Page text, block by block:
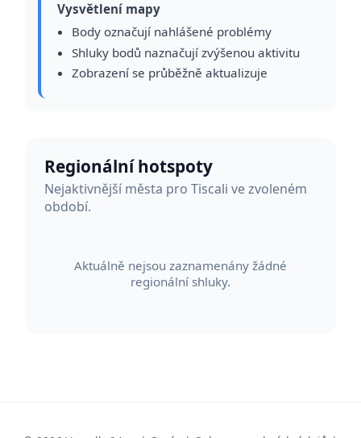
Vysvětlení mapy
Body označují nahlášené problémy
Shluky bodů naznačují zvýšenou aktivitu
Zobrazení se průběžně aktualizuje
Regionální hotspoty
Nejaktivnější města pro Tiscali ve zvoleném
období.
Aktuálně nejsou zaznamenány žádné
regionální shluky.